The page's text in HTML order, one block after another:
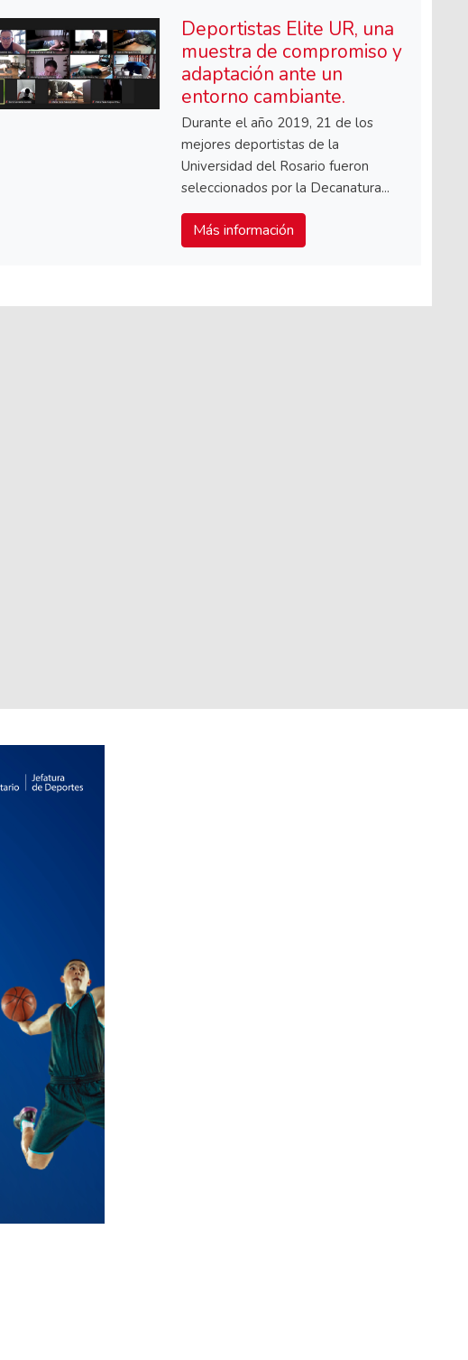
Deportistas Elite UR, una
muestra de compromiso y
adaptación ante un
entorno cambiante.
Durante el año 2019, 21 de los
mejores deportistas de la
Universidad del Rosario fueron
seleccionados por la Decanatura...
Más información